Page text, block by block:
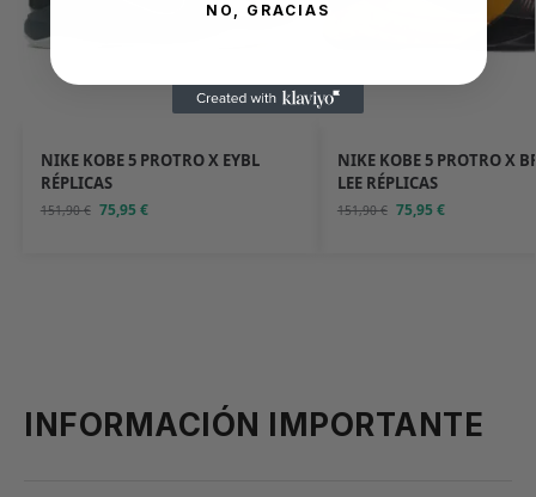
NIKE KOBE 5 PROTRO X EYBL
RÉPLICAS
151,90€ 75,95€
NIKE KOBE 5 PROTRO X
LEE RÉPLICAS
151,90€ 75,95€
INFORMACIÓN IMPORTANTE
NO, GRACIAS